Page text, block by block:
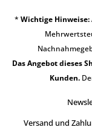
* Wichtige Hinweise:
Das Angebot dieses
Kunden.
Versand und